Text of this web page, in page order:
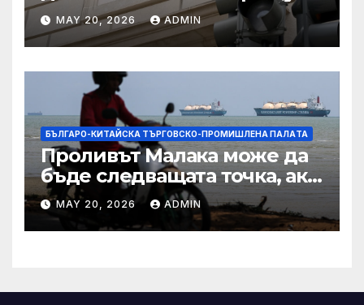
Тръмп „завинаги“ в
сделката за съдебно дело с
IRS
MAY 20, 2026 ADMIN
БЪЛГАРО-КИТАЙСКА ТЪРГОВСКО-ПРОМИШЛЕНА ПАЛAТА
Проливът Малака може да
бъде следващата точка, ако
Азия не внимава
MAY 20, 2026 ADMIN